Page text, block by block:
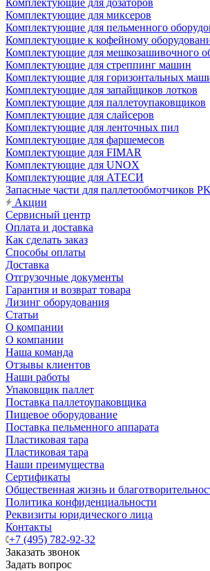
Комплектующие для дозаторов
Комплектующие для миксеров
Комплектующие для пельменного
Комплектующие к кофейному
Комплектующие для мешкозашивочного
Комплектующие для стреппинг машин
Комплектующие для горизонтальных
Комплектующие для запайщиков лотков
Комплектующие для паллетоупаковщиков
Комплектующие для слайсеров
Комплектующие для ленточных пил
Комплектующие для фаршемесов
Комплектующие для FIMAR
Комплектующие для UNOX
Комплектующие для АТЕСИ
Запасные части для паллетообмотчиков
Акции
Сервисный центр
Оплата и доставка
Как сделать заказ
Способы оплаты
Доставка
Отгрузочные документы
Гарантия и возврат товара
Лизинг оборудования
Статьи
О компании
О компании
Наша команда
Отзывы клиентов
Наши работы
Упаковщик паллет
Поставка паллетоупаковщика
Пищевое оборудование
Поставка пельменного аппарата
Пластиковая тара
Пластиковая тара
Наши преимущества
Сертификаты
Общественная жизнь и
Политика конфиденциальности
Реквизиты юридического лица
Контакты
+7 (495) 782-92-32
Заказать звонок
Задать вопрос